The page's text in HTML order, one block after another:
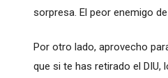
sorpresa. El peor enemigo
Por otro lado, aprovecho
que si te has retirado el DIU,